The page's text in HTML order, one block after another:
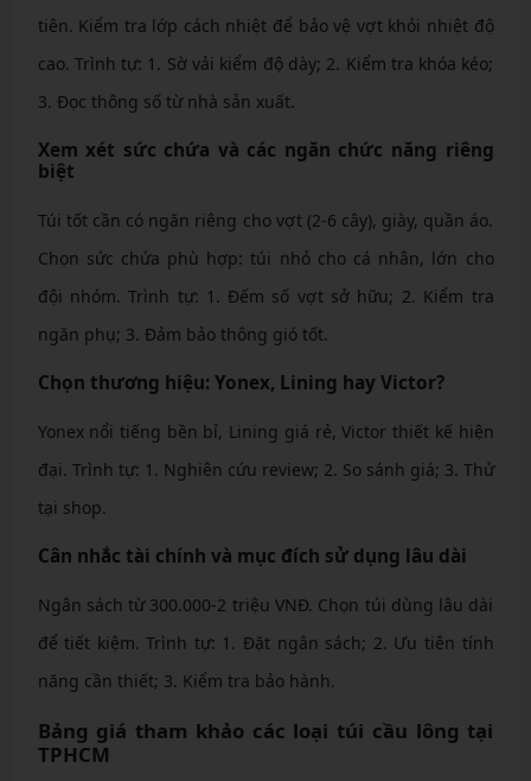
tiên. Kiểm tra lớp cách nhiệt để bảo vệ vợt khỏi nhiệt độ
cao. Trình tự: 1. Sờ vải kiểm độ dày; 2. Kiểm tra khóa kéo;
3. Đọc thông số từ nhà sản xuất.
Xem xét sức chứa và các ngăn chức năng riêng
biệt
Túi tốt cần có ngăn riêng cho vợt (2-6 cây), giày, quần áo.
Chọn sức chứa phù hợp: túi nhỏ cho cá nhân, lớn cho
đội nhóm. Trình tự: 1. Đếm số vợt sở hữu; 2. Kiểm tra
ngăn phụ; 3. Đảm bảo thông gió tốt.
Chọn thương hiệu: Yonex, Lining hay Victor?
Yonex nổi tiếng bền bỉ, Lining giá rẻ, Victor thiết kế hiện
đại. Trình tự: 1. Nghiên cứu review; 2. So sánh giá; 3. Thử
tại shop.
Cân nhắc tài chính và mục đích sử dụng lâu dài
Ngân sách từ 300.000-2 triệu VNĐ. Chọn túi dùng lâu dài
để tiết kiệm. Trình tự: 1. Đặt ngân sách; 2. Ưu tiên tính
năng cần thiết; 3. Kiểm tra bảo hành.
Bảng giá tham khảo các loại túi cầu lông tại
TPHCM